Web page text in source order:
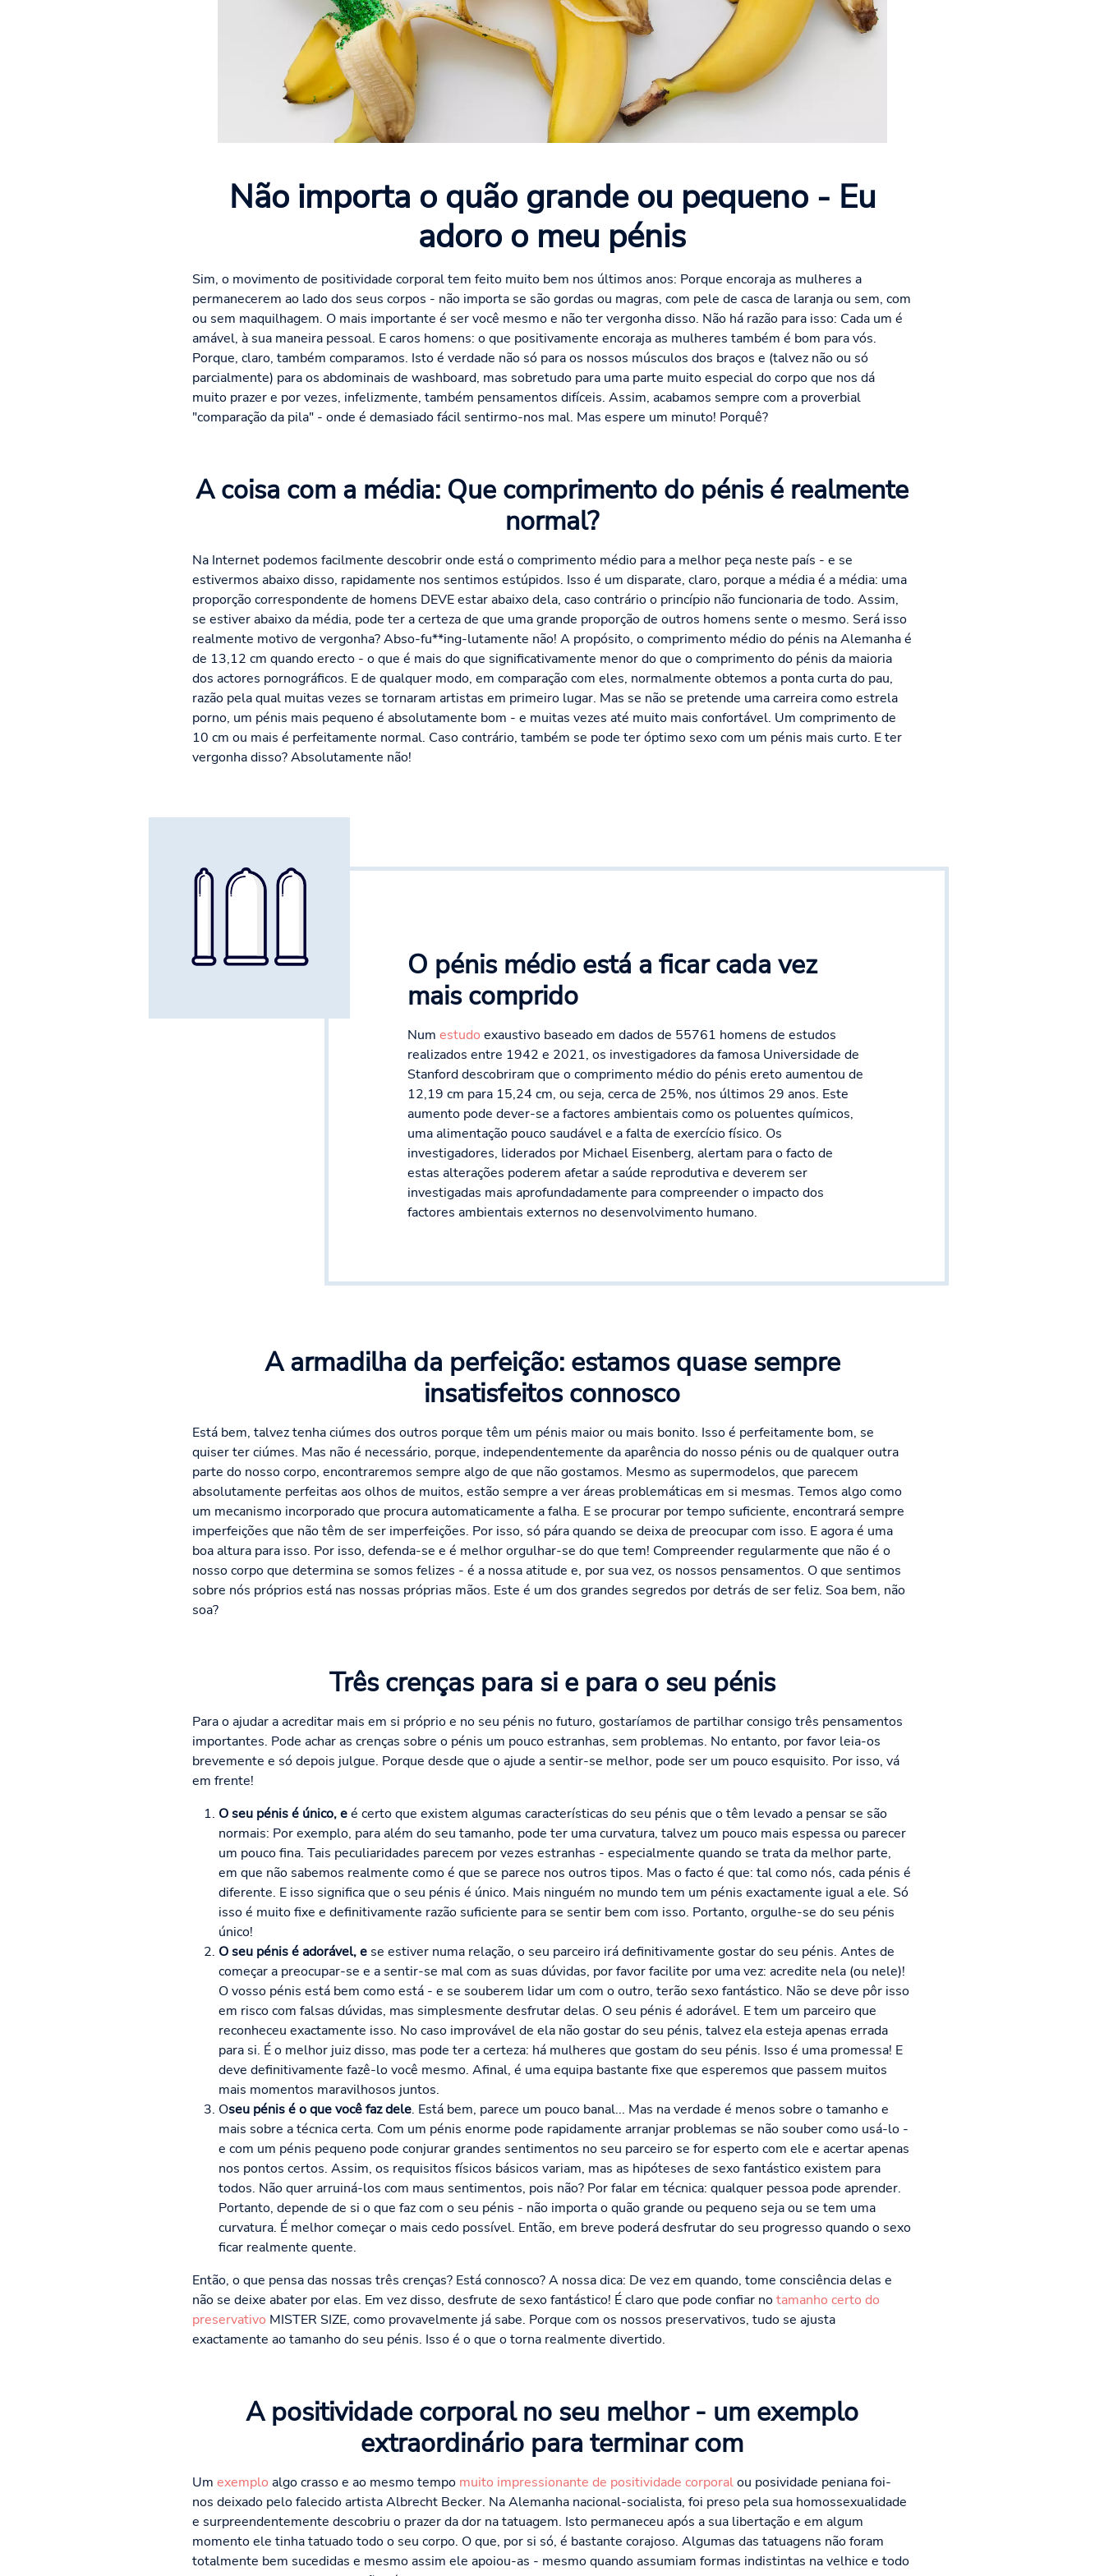
Não importa o quão grande ou pequeno - Eu
adoro o meu pénis
Sim, o movimento de positividade corporal tem feito muito bem nos últimos anos: Porque encoraja as mulheres a
permanecerem ao lado dos seus corpos - não importa se são gordas ou magras, com pele de casca de laranja ou sem, com
ou sem maquilhagem. O mais importante é ser você mesmo e não ter vergonha disso. Não há razão para isso: Cada um é
amável, à sua maneira pessoal. E caros homens: o que positivamente encoraja as mulheres também é bom para vós.
Porque, claro, também comparamos. Isto é verdade não só para os nossos músculos dos braços e (talvez não ou só
parcialmente) para os abdominais de washboard, mas sobretudo para uma parte muito especial do corpo que nos dá
muito prazer e por vezes, infelizmente, também pensamentos difíceis. Assim, acabamos sempre com a proverbial
"comparação da pila" - onde é demasiado fácil sentirmo-nos mal. Mas espere um minuto! Porquê?
A coisa com a média: Que comprimento do pénis é realmente
normal?
Na Internet podemos facilmente descobrir onde está o comprimento médio para a melhor peça neste país - e se
estivermos abaixo disso, rapidamente nos sentimos estúpidos. Isso é um disparate, claro, porque a média é a média: uma
proporção correspondente de homens DEVE estar abaixo dela, caso contrário o princípio não funcionaria de todo. Assim,
se estiver abaixo da média, pode ter a certeza de que uma grande proporção de outros homens sente o mesmo. Será isso
realmente motivo de vergonha? Abso-fu**ing-lutamente não! A propósito, o comprimento médio do pénis na Alemanha é
de 13,12 cm quando erecto - o que é mais do que significativamente menor do que o comprimento do pénis da maioria
dos actores pornográficos. E de qualquer modo, em comparação com eles, normalmente obtemos a ponta curta do pau,
razão pela qual muitas vezes se tornaram artistas em primeiro lugar. Mas se não se pretende uma carreira como estrela
porno, um pénis mais pequeno é absolutamente bom - e muitas vezes até muito mais confortável. Um comprimento de
10 cm ou mais é perfeitamente normal. Caso contrário, também se pode ter óptimo sexo com um pénis mais curto. E ter
vergonha disso? Absolutamente não!
O pénis médio está a ficar cada vez
mais comprido
Num estudo exaustivo baseado em dados de 55761 homens de estudos
realizados entre 1942 e 2021, os investigadores da famosa Universidade de
Stanford descobriram que o comprimento médio do pénis ereto aumentou de
12,19 cm para 15,24 cm, ou seja, cerca de 25%, nos últimos 29 anos. Este
aumento pode dever-se a factores ambientais como os poluentes químicos,
uma alimentação pouco saudável e a falta de exercício físico. Os
investigadores, liderados por Michael Eisenberg, alertam para o facto de
estas alterações poderem afetar a saúde reprodutiva e deverem ser
investigadas mais aprofundadamente para compreender o impacto dos
factores ambientais externos no desenvolvimento humano.
A armadilha da perfeição: estamos quase sempre
insatisfeitos connosco
Está bem, talvez tenha ciúmes dos outros porque têm um pénis maior ou mais bonito. Isso é perfeitamente bom, se
quiser ter ciúmes. Mas não é necessário, porque, independentemente da aparência do nosso pénis ou de qualquer outra
parte do nosso corpo, encontraremos sempre algo de que não gostamos. Mesmo as supermodelos, que parecem
absolutamente perfeitas aos olhos de muitos, estão sempre a ver áreas problemáticas em si mesmas. Temos algo como
um mecanismo incorporado que procura automaticamente a falha. E se procurar por tempo suficiente, encontrará sempre
imperfeições que não têm de ser imperfeições. Por isso, só pára quando se deixa de preocupar com isso. E agora é uma
boa altura para isso. Por isso, defenda-se e é melhor orgulhar-se do que tem! Compreender regularmente que não é o
nosso corpo que determina se somos felizes - é a nossa atitude e, por sua vez, os nossos pensamentos. O que sentimos
sobre nós próprios está nas nossas próprias mãos. Este é um dos grandes segredos por detrás de ser feliz. Soa bem, não
soa?
Três crenças para si e para o seu pénis
Para o ajudar a acreditar mais em si próprio e no seu pénis no futuro, gostaríamos de partilhar consigo três pensamentos
importantes. Pode achar as crenças sobre o pénis um pouco estranhas, sem problemas. No entanto, por favor leia-os
brevemente e só depois julgue. Porque desde que o ajude a sentir-se melhor, pode ser um pouco esquisito. Por isso, vá
em frente!
O seu pénis é único, eé certo que existem algumas características do seu pénis que o têm levado a pensar se são
normais: Por exemplo, para além do seu tamanho, pode ter uma curvatura, talvez um pouco mais espessa ou parecer
um pouco fina. Tais peculiaridades parecem por vezes estranhas - especialmente quando se trata da melhor parte,
em que não sabemos realmente como é que se parece nos outros tipos. Mas o facto é que: tal como nós, cada pénis é
diferente. E isso significa que o seu pénis é único. Mais ninguém no mundo tem um pénis exactamente igual a ele. Só
isso é muito fixe e definitivamente razão suficiente para se sentir bem com isso. Portanto, orgulhe-se do seu pénis
único!
O seu pénis é adorável, ese estiver numa relação, o seu parceiro irá definitivamente gostar do seu pénis. Antes de
começar a preocupar-se e a sentir-se mal com as suas dúvidas, por favor facilite por uma vez: acredite nela (ou nele)!
O vosso pénis está bem como está - e se souberem lidar um com o outro, terão sexo fantástico. Não se deve pôr isso
em risco com falsas dúvidas, mas simplesmente desfrutar delas. O seu pénis é adorável. E tem um parceiro que
reconheceu exactamente isso. No caso improvável de ela não gostar do seu pénis, talvez ela esteja apenas errada
para si. É o melhor juiz disso, mas pode ter a certeza: há mulheres que gostam do seu pénis. Isso é uma promessa! E
deve definitivamente fazê-lo você mesmo. Afinal, é uma equipa bastante fixe que esperemos que passem muitos
mais momentos maravilhosos juntos.
Oseu pénis é o que você faz dele. Está bem, parece um pouco banal... Mas na verdade é menos sobre o tamanho e
mais sobre a técnica certa. Com um pénis enorme pode rapidamente arranjar problemas se não souber como usá-lo -
e com um pénis pequeno pode conjurar grandes sentimentos no seu parceiro se for esperto com ele e acertar apenas
nos pontos certos. Assim, os requisitos físicos básicos variam, mas as hipóteses de sexo fantástico existem para
todos. Não quer arruiná-los com maus sentimentos, pois não? Por falar em técnica: qualquer pessoa pode aprender.
Portanto, depende de si o que faz com o seu pénis - não importa o quão grande ou pequeno seja ou se tem uma
curvatura. É melhor começar o mais cedo possível. Então, em breve poderá desfrutar do seu progresso quando o sexo
ficar realmente quente.
Então, o que pensa das nossas três crenças? Está connosco? A nossa dica: De vez em quando, tome consciência delas e
não se deixe abater por elas. Em vez disso, desfrute de sexo fantástico! É claro que pode confiar notamanho certo do
preservativo MISTER SIZE, como provavelmente já sabe. Porque com os nossos preservativos, tudo se ajusta
exactamente ao tamanho do seu pénis. Isso é o que o torna realmente divertido.
A positividade corporal no seu melhor - um exemplo
extraordinário para terminar com
Um exemplo algo crasso e ao mesmo tempo muito impressionante de positividade corporalou posividade peniana foi-
nos deixado pelo falecido artista Albrecht Becker. Na Alemanha nacional-socialista, foi preso pela sua homossexualidade
e surpreendentemente descobriu o prazer da dor na tatuagem. Isto permaneceu após a sua libertação e em algum
momento ele tinha tatuado todo o seu corpo. O que, por si só, é bastante corajoso. Algumas das tatuagens não foram
totalmente bem sucedidas e mesmo assim ele apoiou-as - mesmo quando assumiam formas indistintas na velhice e todo